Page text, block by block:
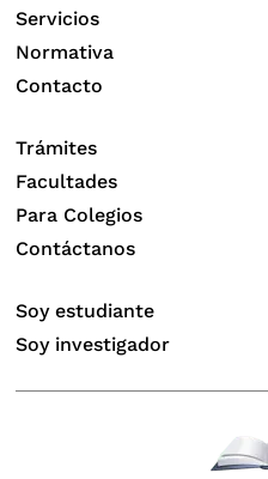
Servicios
Normativa
Contacto
Trámites
Facultades
Para Colegios
Contáctanos
Soy estudiante
Soy investigador